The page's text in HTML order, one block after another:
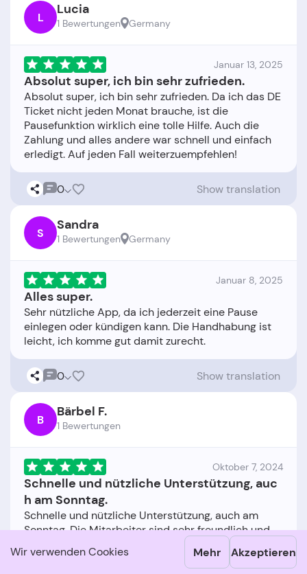
Wir verwenden Cookies Mehr Akzeptieren
L Lucia
1 Bewertungen Germany
Januar 13, 2025
Absolut super, ich bin sehr zufrieden.
Absolut super, ich bin sehr zufrieden. Da ich das DE
Ticket nicht jeden Monat brauche, ist die
Pausefunktion wirklich eine tolle Hilfe. Auch die
Zahlung und alles andere war schnell und einfach
0 Show translation
S Sandra
1 Bewertungen Germany
Januar 8, 2025
Alles super.
Sehr nützliche App, da ich jederzeit eine Pause
einlegen oder kündigen kann. Die Handhabung ist
0 Show translation
B Bärbel F.
1 Bewertungen
Oktober 7, 2024
Schnelle und nützliche Unterstützung, auc
h am Sonntag.
Schnelle und nützliche Unterstützung, auch am
Sonntag. Die Mitarbeiter sind sehr freundlich und
hilfsbereit. Ich bin sehr zufrieden mit dem Service
und würde die Firma jedem empfehlen. Vielen